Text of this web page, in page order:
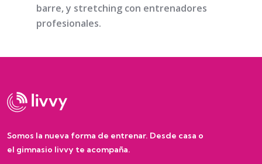
barre, y stretching con entrenadores
profesionales.
Somos la nueva forma de entrenar. Desde casa o
el gimnasio livvy te acompaña.